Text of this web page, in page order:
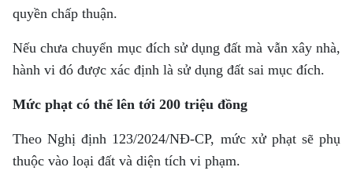
quyền chấp thuận.
Nếu chưa chuyển mục đích sử dụng đất mà vẫn xây nhà,
hành vi đó được xác định là sử dụng đất sai mục đích.
Mức phạt có thể lên tới 200 triệu đồng
Theo Nghị định 123/2024/NĐ-CP, mức xử phạt sẽ phụ
thuộc vào loại đất và diện tích vi phạm.